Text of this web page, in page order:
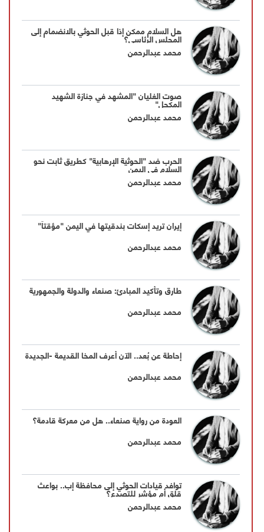
هل السلام ممكن إذا قبل الحوثي بالانضمام إلى
المجلس الرئاسي؟
محمد عبدالرحمن
صوت الغليان "المشهد في جنازة الشهيد
المكحل"
محمد عبدالرحمن
الحرب ضد "الحوثية الإرهابية" كطريق ثابت نحو
السلام في اليمن
محمد عبدالرحمن
إيران تريد إسكات بندقيتها في اليمن "مؤقتاً"
محمد عبدالرحمن
طارق وتأكيد المبادئ: صنعاء والدولة والجمهورية
محمد عبدالرحمن
إحاطة عن بُعد.. الآن أعرف المخا القديمة -الجديدة
محمد عبدالرحمن
العودة من رواية صنعاء.. هل من معركة قادمة؟
محمد عبدالرحمن
توافد قيادات الحوثي إلى محافظة إب.. بواعث
قلق أم مؤشر للتصدع؟
محمد عبدالرحمن